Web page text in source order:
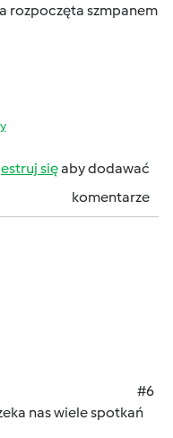
rozpoczęta szmpanem
sięaby dodawać
komentarze
#6
nas wiele spotkań